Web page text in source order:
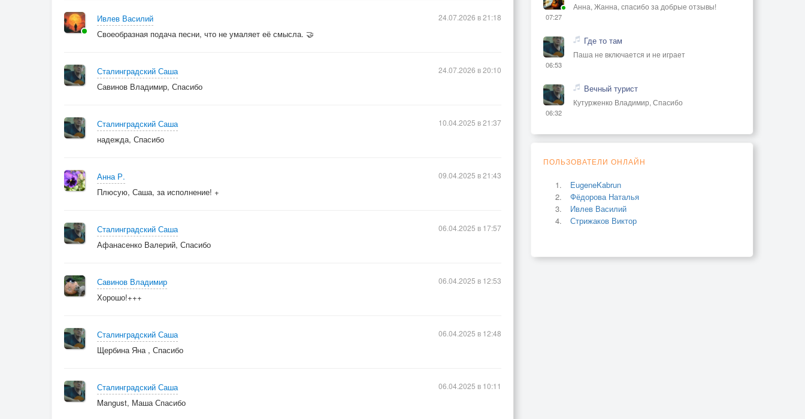
Ивлев Василий
Своеобразная подача песни, что не умаляет её смысла. 🤝
24.07.2026 в 21:18
Сталинградский Саша
Савинов Владимир, Спасибо
24.07.2026 в 20:10
Сталинградский Саша
надежда, Спасибо
10.04.2025 в 21:37
Анна Р.
Плюсую, Саша, за исполнение! +
09.04.2025 в 21:43
Сталинградский Саша
Афанасенко Валерий, Спасибо
06.04.2025 в 17:57
Савинов Владимир
Хорошо!+++
06.04.2025 в 12:53
Сталинградский Саша
Щербина Яна , Спасибо
06.04.2025 в 12:48
Сталинградский Саша
Mangust, Маша Спасибо
06.04.2025 в 10:11
07:27
Анна, Жанна, спасибо за добрые отзывы!
06:53
Где то там
Паша не включается и не играет
06:32
Вечный турист
Кутурженко Владимир, Спасибо
ПОЛЬЗОВАТЕЛИ ОНЛАЙН
EugeneKabrun
Фёдорова Наталья
Ивлев Василий
Стрижаков Виктор